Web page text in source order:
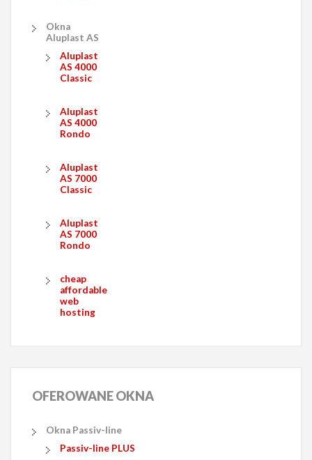
Okna
Aluplast AS
Aluplast
AS 4000
Classic
Aluplast
AS 4000
Rondo
Aluplast
AS 7000
Classic
Aluplast
AS 7000
Rondo
cheap
affordable
web
hosting
OFEROWANEOKNA
Okna Passiv-line
Passiv-line PLUS